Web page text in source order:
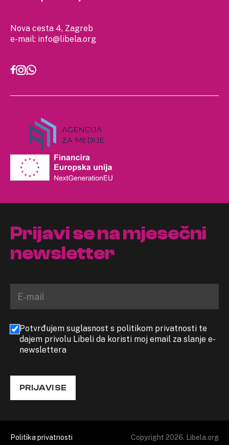
Nova cesta 4, Zagreb
e-mail: info@libela.org
Prijavi se na mjesečni
newsletter
Potvrđujem suglasnost s politikom privatnosti te
dajem privolu Libeli da koristi moj email za slanje e-
newslettera
PRIJAVI SE
Politika privatnosti Copyright 2026. Libela.org